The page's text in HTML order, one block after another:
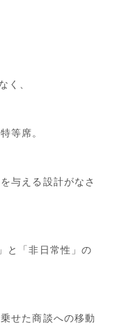
く、
等席。
与える設計がなさ
と「非日常性」の
せた商談への移動